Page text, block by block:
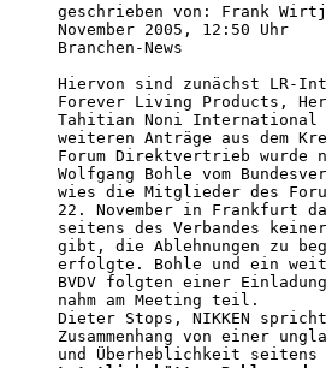
geschrieben von: Frank
November 2005, 12:50 Uhr
Branchen-News
Hiervon sind zunächst LR-
Forever Living Products,
Tahitian Noni International
weiteren Anträge aus dem
Forum Direktvertrieb wurde
Wolfgang Bohle vom
wies die Mitglieder des
22. November in Frankfurt
seitens des Verbandes
gibt, die Ablehnungen zu
erfolgte. Bohle und ein
BVDV folgten einer
nahm am Meeting teil.
Dieter Stops, NIKKEN
Zusammenhang von einer